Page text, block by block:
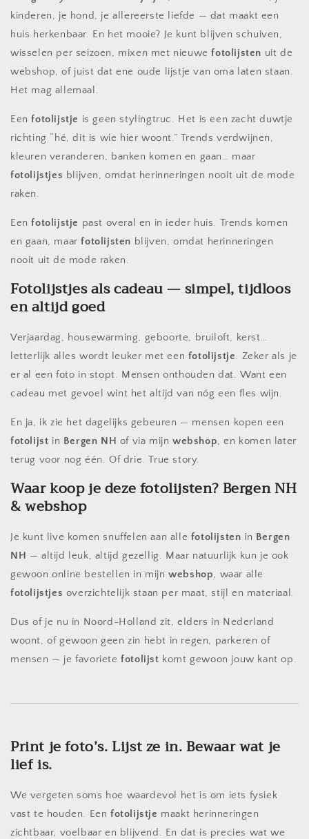
kinderen, je hond, je allereerste liefde — dat maakt een
huis herkenbaar. En het mooie? Je kunt blijven schuiven,
wisselen per seizoen, mixen met nieuwefotolijsten uit de
webshop, of juist dat ene oude lijstje van oma laten staan.
Het mag allemaal.
Eenfotolijstje is geen stylingtruc. Het is een zacht duwtje
richting “hé, dit is wie hier woont.” Trends verdwijnen,
kleuren veranderen, banken komen en gaan… maar
fotolijstjes blijven, omdat herinneringen nooit uit de mode
raken.
Eenfotolijstje past overal en in ieder huis. Trends komen
en gaan, maarfotolijsten blijven, omdat herinneringen
nooit uit de mode raken.
Fotolijstjes als cadeau — simpel, tijdloos
en altijd goed
Verjaardag, housewarming, geboorte, bruiloft, kerst…
letterlijk alles wordt leuker met een fotolijstje. Zeker als je
er al een foto in stopt. Mensen onthouden dat. Want een
cadeau met gevoel wint het altijd van nóg een fles wijn.
En ja, ik zie het dagelijks gebeuren — mensen kopen een
fotolijst in Bergen NH of via mijnwebshop, en komen later
terug voor nog één. Of drie. True story.
Waar koop je deze fotolijsten? Bergen NH
& webshop
Je kunt live komen snuffelen aan alle fotolijsten in Bergen
NH — altijd leuk, altijd gezellig. Maar natuurlijk kun je ook
gewoon online bestellen in mijnwebshop, waar alle
fotolijstjes overzichtelijk staan per maat, stijl en materiaal.
Dus of je nu in Noord-Holland zit, elders in Nederland
woont, of gewoon geen zin hebt in regen, parkeren of
mensen — je favorietefotolijst komt gewoon jouw kant op.
Print je foto’s. Lijst ze in. Bewaar wat je
lief is.
We vergeten soms hoe waardevol het is om iets fysiek
vast te houden. Een fotolijstje maakt herinneringen
zichtbaar, voelbaar en blijvend. En dat is precies wat we